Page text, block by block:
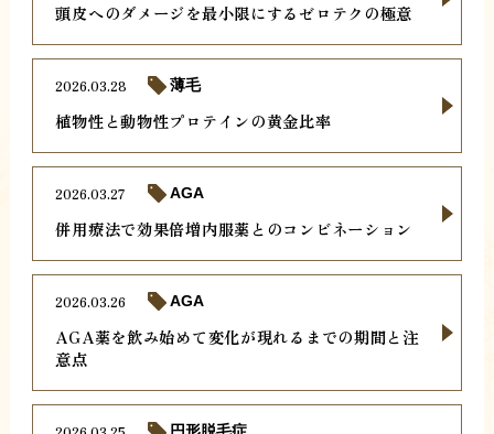
頭皮へのダメージを最小限にするゼロテクの極意
植物性と動物性プロテインの黄金比率
2026.03.28 薄毛
併用療法で効果倍増内服薬とのコンビネーション
2026.03.27 AGA
AGA薬を飲み始めて変化が現れるまでの期間と注
意点
2026.03.26 AGA